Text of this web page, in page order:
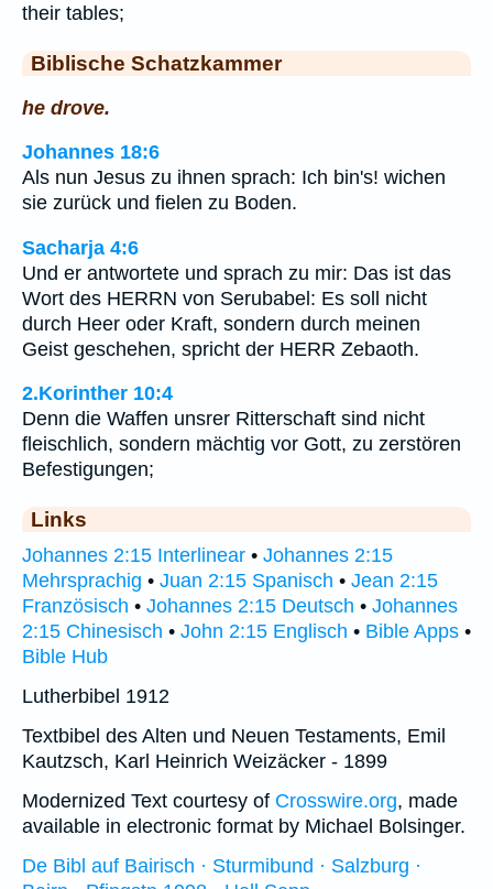
their tables;
Biblische Schatzkammer
he drove.
Johannes 18:6
Als nun Jesus zu ihnen sprach: Ich bin's! wichen
sie zurück und fielen zu Boden.
Sacharja 4:6
Und er antwortete und sprach zu mir: Das ist das
Wort des HERRN von Serubabel: Es soll nicht
durch Heer oder Kraft, sondern durch meinen
Geist geschehen, spricht der HERR Zebaoth.
2.Korinther 10:4
Denn die Waffen unsrer Ritterschaft sind nicht
fleischlich, sondern mächtig vor Gott, zu zerstören
Befestigungen;
Links
Johannes 2:15 Interlinear • Johannes 2:15
Mehrsprachig • Juan 2:15 Spanisch • Jean 2:15
Französisch • Johannes 2:15 Deutsch • Johannes
2:15 Chinesisch • John 2:15 Englisch • Bible Apps •
Bible Hub
Lutherbibel 1912
Textbibel des Alten und Neuen Testaments, Emil
Kautzsch, Karl Heinrich Weizäcker - 1899
Modernized Text courtesy of Crosswire.org, made
available in electronic format by Michael Bolsinger.
De Bibl auf Bairisch · Sturmibund · Salzburg ·